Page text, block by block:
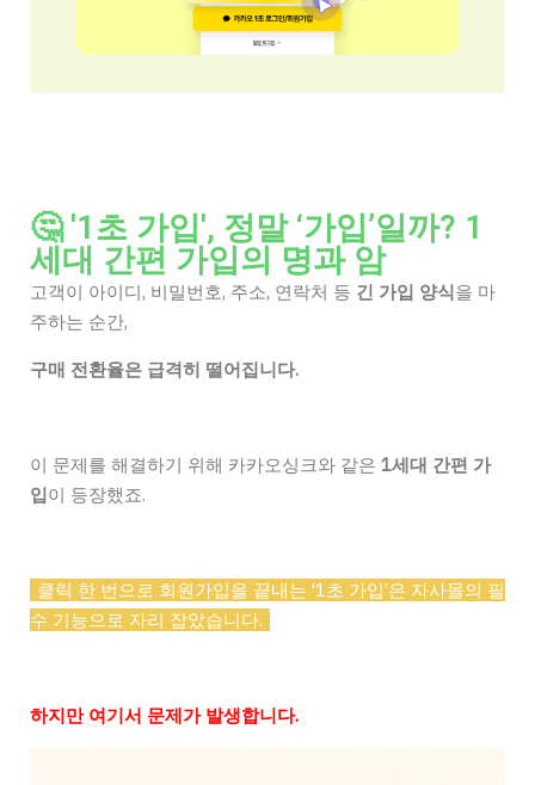
🤔 '1초 가입', 정말 ‘가입’일까? 1
세대 간편 가입의 명과 암
고객이 아이디, 비밀번호, 주소, 연락처 등 긴 가입 양식을 마
주하는 순간,
구매 전환율은 급격히 떨어집니다.
이 문제를 해결하기 위해 카카오싱크와 같은 1세대 간편 가
입 이 등장했죠.
클릭 한 번으로 회원가입을 끝내는 ‘1초 가입’은 자사몰의 필
수 기능으로 자리 잡았습니다.
하지만 여기서 문제가 발생합니다.